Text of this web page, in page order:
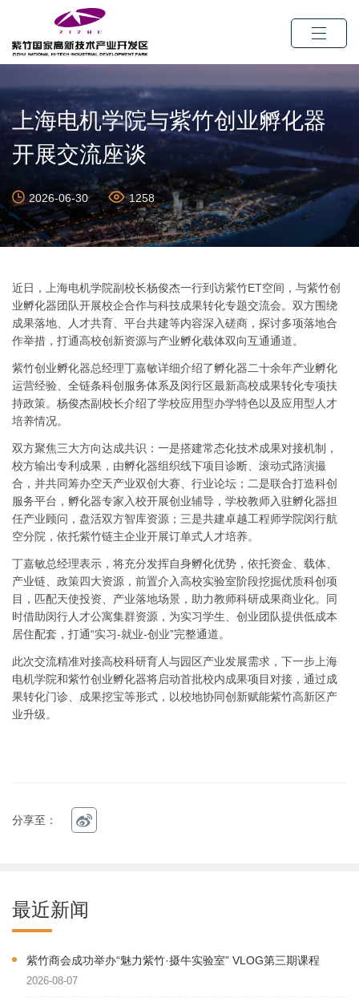
上海电机学院与紫竹创业孵化器
开展交流座谈
2026-06-30 1258
近日，上海电机学院副校长杨俊杰一行到访紫竹ET空间，与紫竹创
业孵化器团队开展校企合作与科技成果转化专题交流会。双方围绕
成果落地、人才共育、平台共建等内容深入磋商，探讨多项落地合
作举措，打通高校创新资源与产业孵化载体双向互通通道。
紫竹创业孵化器总经理丁嘉敏详细介绍了孵化器二十余年产业孵化
运营经验、全链条科创服务体系及闵行区最新高校成果转化专项扶
持政策。杨俊杰副校长介绍了学校应用型办学特色以及应用型人才
培养情况。
双方聚焦三大方向达成共识：一是搭建常态化技术成果对接机制，
校方输出专利成果，由孵化器组织线下项目诊断、滚动式路演撮
合，并共同筹办空天产业双创大赛、行业论坛；二是联合打造科创
服务平台，孵化器专家入校开展创业辅导，学校教师入驻孵化器担
任产业顾问，盘活双方智库资源；三是共建卓越工程师学院闵行航
空分院，依托紫竹链主企业开展订单式人才培养。
丁嘉敏总经理表示，将充分发挥自身孵化优势，依托资金、载体、
产业链、政策四大资源，前置介入高校实验室阶段挖掘优质科创项
目，匹配天使投资、产业落地场景，助力教师科研成果商业化。同
时借助闵行人才公寓集群资源，为实习学生、创业团队提供低成本
居住配套，打通“实习-就业-创业”完整通道。
此次交流精准对接高校科研育人与园区产业发展需求，下一步上海
电机学院和紫竹创业孵化器将启动首批校内成果项目对接，通过成
果转化门诊、成果挖宝等形式，以校地协同创新赋能紫竹高新区产
业升级。
分享至：
最近新闻
紫竹商会成功举办“魅力紫竹·摄牛实验室” VLOG第三期课程
2026-08-07